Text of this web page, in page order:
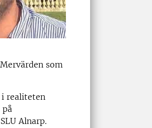
som
i realiteten
på
Alnarp.